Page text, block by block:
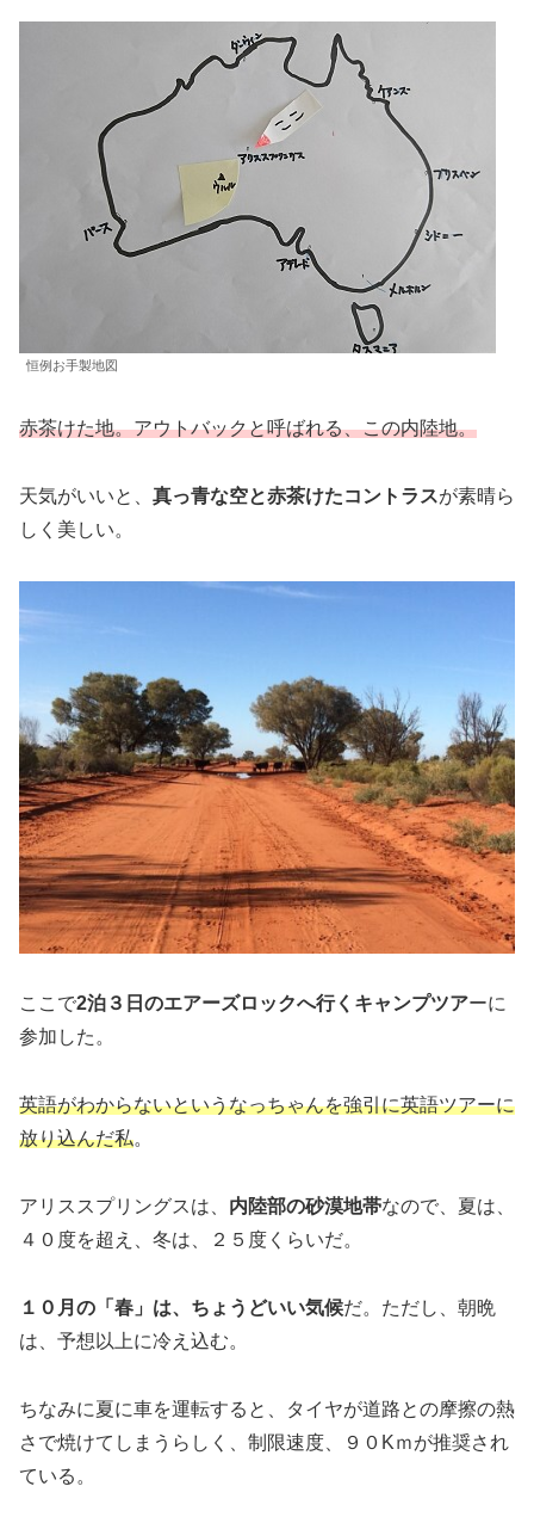
恒例お手製地図
赤茶けた地。アウトバックと呼ばれる、この内陸地。
天気がいいと、 真っ青な空と赤茶けたコントラスが素晴ら
しく美しい。
ここで2泊３日のエアーズロックへ行くキャンプツアーに
参加した。
英語がわからないというなっちゃんを強引に英語ツアーに
放り込んだ私。
アリススプリングスは、 内陸部の砂漠地帯なので、夏は、
４０度を超え、冬は、２５度くらいだ。
１０月の「春」は、ちょうどいい気候だ。ただし、朝晩
は、予想以上に冷え込む。
ちなみに夏に車を運転すると、タイヤが道路との摩擦の熱
さで焼けてしまうらしく、制限速度、９０Kｍが推奨され
ている。